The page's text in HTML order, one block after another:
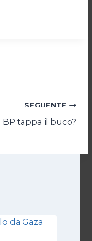
SEGUENTE
BP tappa il buco?